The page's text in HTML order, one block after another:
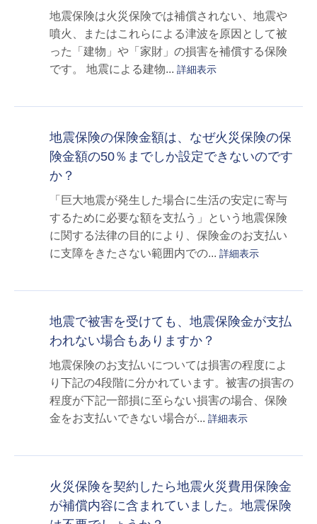
地震保険は火災保険では補償されない、地震や
噴火、またはこれらによる津波を原因として被
った「建物」や「家財」の損害を補償する保険
です。 地震による建物... 詳細表示
地震保険の保険金額は、なぜ火災保険の保
険金額の50％までしか設定できないのです
か？
「巨大地震が発生した場合に生活の安定に寄与
するために必要な額を支払う」という地震保険
に関する法律の目的により、保険金のお支払い
に支障をきたさない範囲内での... 詳細表示
地震で被害を受けても、地震保険金が支払
われない場合もありますか？
地震保険のお支払いについては損害の程度によ
り下記の4段階に分かれています。被害の損害の
程度が下記一部損に至らない損害の場合、保険
金をお支払いできない場合が... 詳細表示
火災保険を契約したら地震火災費用保険金
が補償内容に含まれていました。地震保険